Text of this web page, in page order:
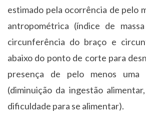
estimado pela ocorrência de pelo
antropométrica (índice de
circunferência do braço e
abaixo do ponto de corte para
presença de pelo menos uma
(diminuição da ingestão
dificuldade para se alimentar).